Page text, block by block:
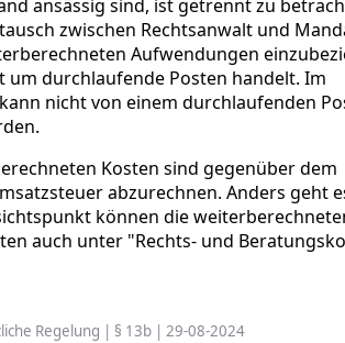
ansässig sind, ist getrennt zu
zwischen Rechtsanwalt und
Aufwendungen
um durchlaufende Posten handelt. Im
nicht von einem durchlaufenden
Kosten sind gegenüber dem
abzurechnen. Anders geht
können die
auch unter "Rechts- und
Regelung | § 13b | 29-08-2024